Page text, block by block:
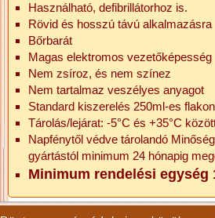
Használható, defibrillátorhoz is.
Rövid és hosszú távú alkalmazásra
Bőrbarát
Magas elektromos vezetőképesség
Nem zsíroz, és nem színez
Nem tartalmaz veszélyes anyagot
Standard kiszerelés 250ml-es flakon
Tárolás/lejárat: -5°C és +35°C
Napfénytől védve tárolandó
gyártástól minimum 24 hónapig
Minimum rendelési egység